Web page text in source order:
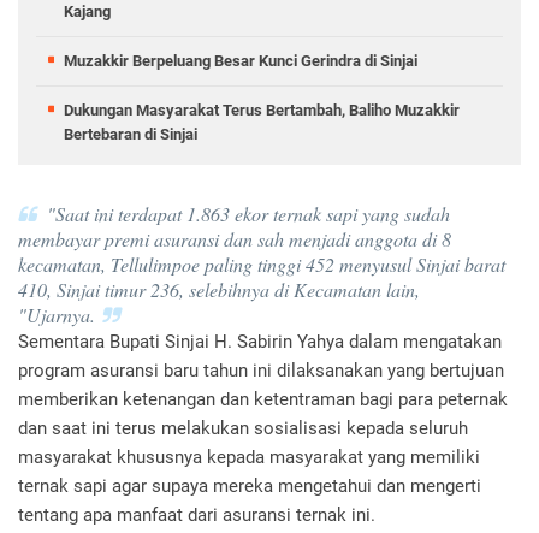
Kajang
Muzakkir Berpeluang Besar Kunci Gerindra di Sinjai
Dukungan Masyarakat Terus Bertambah, Baliho Muzakkir
Bertebaran di Sinjai
"Saat ini terdapat 1.863 ekor ternak sapi yang sudah
membayar premi asuransi dan sah menjadi anggota di 8
kecamatan, Tellulimpoe paling tinggi 452 menyusul Sinjai barat
410, Sinjai timur 236, selebihnya di Kecamatan lain,
"Ujarnya.
Sementara Bupati Sinjai H. Sabirin Yahya dalam mengatakan
program asuransi baru tahun ini dilaksanakan yang bertujuan
memberikan ketenangan dan ketentraman bagi para peternak
dan saat ini terus melakukan sosialisasi kepada seluruh
masyarakat khususnya kepada masyarakat yang memiliki
ternak sapi agar supaya mereka mengetahui dan mengerti
tentang apa manfaat dari asuransi ternak ini.